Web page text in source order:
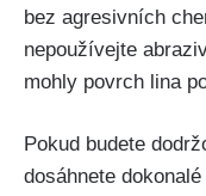
bez agresivních
nepoužívejte
mohly povrch lina
Pokud budete
dosáhnete